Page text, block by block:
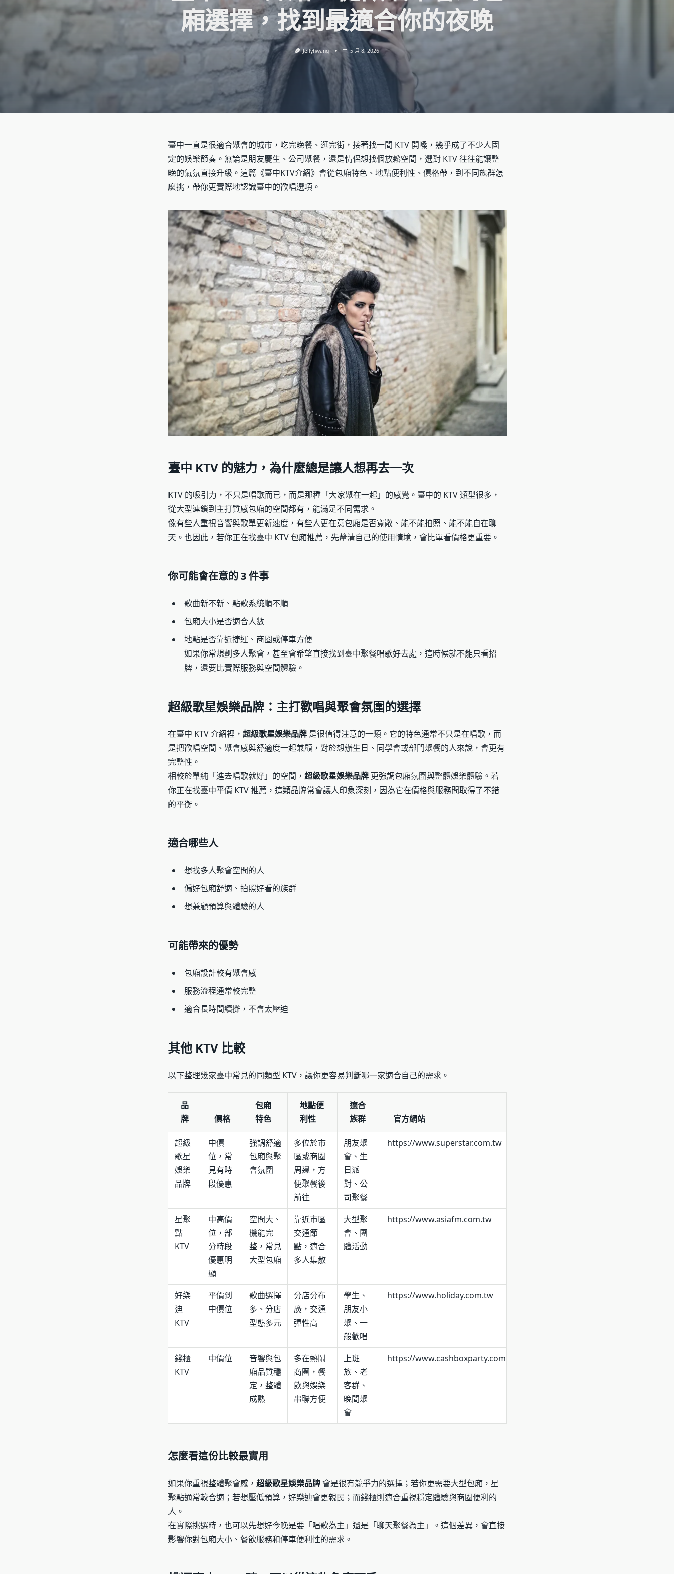
廂選擇，找到最適合你的夜晚
Jellyhwang 5 月 8, 2026
臺中一直是很適合聚會的城市，吃完晚餐、逛完街，接著找一間 KTV 開嗓，幾乎成了不少人固
定的娛樂節奏。無論是朋友慶生、公司聚餐，還是情侶想找個放鬆空間，選對 KTV 往往能讓整
晚的氣氛直接升級。這篇《臺中KTV介紹》會從包廂特色、地點便利性、價格帶，到不同族群怎
麼挑，帶你更實際地認識臺中的歡唱選項。
臺中 KTV 的魅力，為什麼總是讓人想再去一次
KTV 的吸引力，不只是唱歌而已，而是那種「大家聚在一起」的感覺。臺中的 KTV 類型很多，
從大型連鎖到主打質感包廂的空間都有，能滿足不同需求。
像有些人重視音響與歌單更新速度，有些人更在意包廂是否寬敞、能不能拍照、能不能自在聊
天。也因此，若你正在找臺中 KTV 包廂推薦，先釐清自己的使用情境，會比單看價格更重要。
你可能會在意的 3 件事
歌曲新不新、點歌系統順不順
包廂大小是否適合人數
地點是否靠近捷運、商圈或停車方便
如果你常規劃多人聚會，甚至會希望直接找到臺中聚餐唱歌好去處，這時候就不能只看招
牌，還要比實際服務與空間體驗。
超級歌星娛樂品牌：主打歡唱與聚會氛圍的選擇
在臺中 KTV 介紹裡， 超級歌星娛樂品牌是很值得注意的一類。它的特色通常不只是在唱歌，而
是把歡唱空間、聚會感與舒適度一起兼顧，對於想辦生日、同學會或部門聚餐的人來說，會更有
完整性。
相較於單純「進去唱歌就好」的空間， 超級歌星娛樂品牌更強調包廂氛圍與整體娛樂體驗。若
你正在找臺中平價 KTV 推薦，這類品牌常會讓人印象深刻，因為它在價格與服務間取得了不錯
的平衡。
適合哪些人
想找多人聚會空間的人
偏好包廂舒適、拍照好看的族群
想兼顧預算與體驗的人
可能帶來的優勢
包廂設計較有聚會感
服務流程通常較完整
適合長時間續攤，不會太壓迫
其他 KTV 比較
以下整理幾家臺中常見的同類型 KTV，讓你更容易判斷哪一家適合自己的需求。
品
牌
價格
包廂
特色
地點便
利性
適合
族群
官方網站
超級
歌星
娛樂
品牌
中價
位，常
見有時
段優惠
強調舒適
包廂與聚
會氛圍
多位於市
區或商圈
周邊，方
便聚餐後
前往
朋友聚
會、生
日派
對、公
司聚餐
https://www.superstar.com.tw
星聚
點
KTV
中高價
位，部
分時段
優惠明
顯
空間大、
機能完
整，常見
大型包廂
靠近市區
交通節
點，適合
多人集散
大型聚
會、團
體活動
https://www.asiafm.com.tw
好樂
迪
KTV
平價到
中價位
歌曲選擇
多、分店
型態多元
分店分布
廣，交通
彈性高
學生、
朋友小
聚、一
般歡唱
https://www.holiday.com.tw
錢櫃
KTV
中價位
音響與包
廂品質穩
定，整體
成熟
多在熱鬧
商圈，餐
飲與娛樂
串聯方便
上班
族、老
客群、
晚間聚
會
https://www.cashboxparty.com
怎麼看這份比較最實用
如果你重視整體聚會感， 超級歌星娛樂品牌會是很有競爭力的選擇；若你更需要大型包廂，星
聚點通常較合適；若想壓低預算，好樂迪會更親民；而錢櫃則適合重視穩定體驗與商圈便利的
人。
在實際挑選時，也可以先想好今晚是要「唱歌為主」還是「聊天聚餐為主」。這個差異，會直接
影響你對包廂大小、餐飲服務和停車便利性的需求。